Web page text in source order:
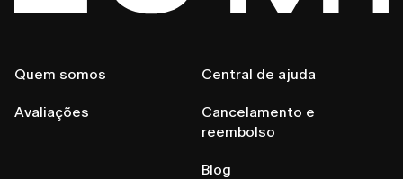
Quem somos
Avaliações
Central de ajuda
Cancelamento e
reembolso
Blog